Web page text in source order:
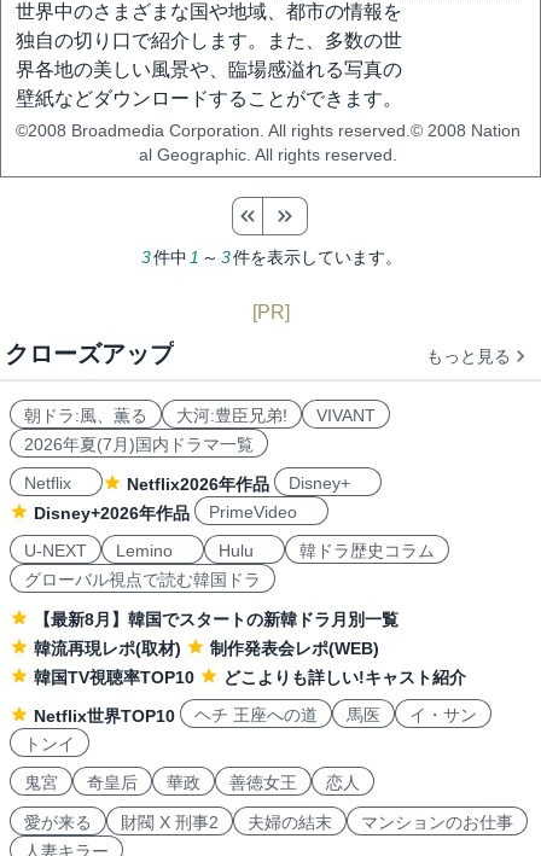
世界中のさまざまな国や地域、都市の情報を
独自の切り口で紹介します。また、多数の世
界各地の美しい風景や、臨場感溢れる写真の
壁紙などダウンロードすることができます。
©2008 Broadmedia Corporation. All rights reserved.© 2008 Nation
al Geographic. All rights reserved.
3件中 1 ～ 3件を表示しています。
[PR]
クローズアップ もっと見る
朝ドラ:風、薫る 大河:豊臣兄弟!
VIVANT
2026年夏(7月)国内ドラマ一覧
Netflix
Netflix2026年作品
Disney+
Disney+2026年作品
PrimeVideo
U-NEXT
Lemino Hulu
韓ドラ歴史コラム
グローバル視点で読む韓国ドラ
【最新8月】韓国でスタートの新韓ドラ月別一覧
韓流再現レポ(取材)
制作発表会レポ(WEB)
韓国TV視聴率TOP10
どこよりも詳しい!キャスト紹介
Netflix世界TOP10
ヘチ 王座への道 馬医
イ・サン
トンイ
鬼宮
奇皇后 華政 善徳女王 恋人
愛が来る 財閥 X 刑事2 夫婦の結末
マンションのお仕事
人妻キラー